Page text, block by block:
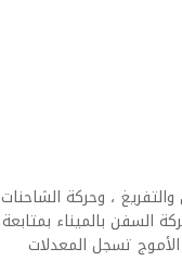
، وحركة الشاحنات
السفن بالميناء بمتابعة
تسجل المعدلات